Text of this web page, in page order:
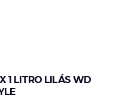
1 LITRO LILÁS WD